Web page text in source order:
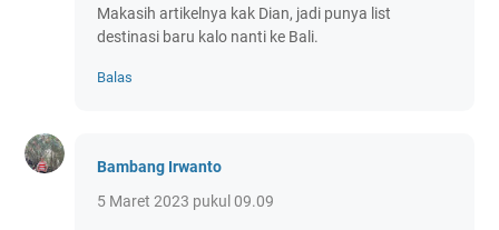
Makasih artikelnya kak Dian, jadi punya list
destinasi baru kalo nanti ke Bali.
Balas
Bambang Irwanto
5 Maret 2023 pukul 09.09